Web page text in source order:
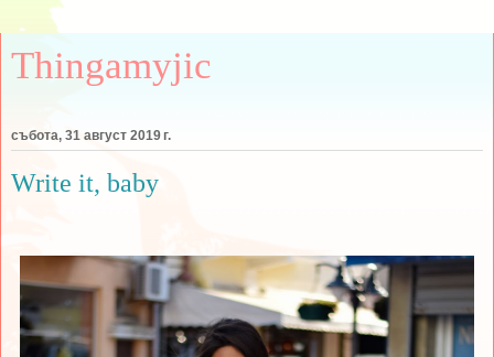
Thingamyjic
събота, 31 август 2019 г.
Write it, baby